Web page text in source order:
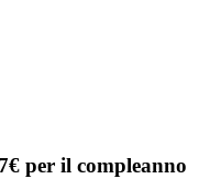
per il compleanno